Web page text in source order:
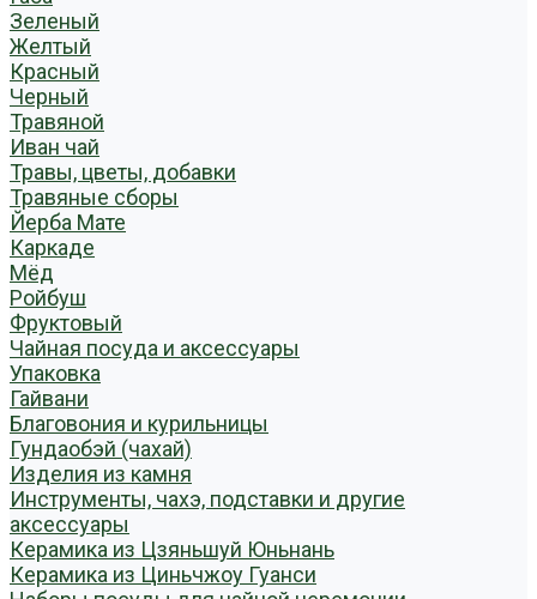
Зеленый
Желтый
Красный
Черный
Травяной
Иван чай
Травы, цветы, добавки
Травяные сборы
Йерба Мате
Каркаде
Мёд
Ройбуш
Фруктовый
Чайная посуда и аксессуары
Упаковка
Гайвани
Благовония и курильницы
Гундаобэй (чахай)
Изделия из камня
Инструменты, чахэ, подставки и другие
аксессуары
Керамика из Цзяньшуй Юньнань
Керамика из Циньчжоу Гуанси